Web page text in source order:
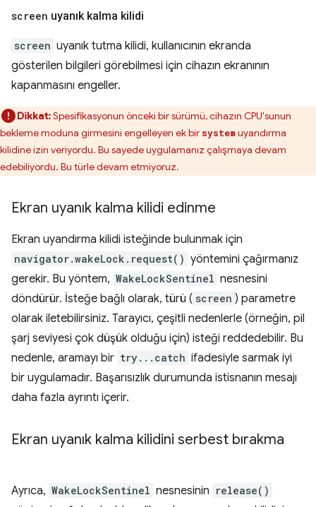
screen uyanık kalma kilidi
screen uyanık tutma kilidi, kullanıcının ekranda
gösterilen bilgileri görebilmesi için cihazın ekranının
kapanmasını engeller.
Dikkat:Spesifikasyonun önceki bir sürümü, cihazın CPU'sunun
bekleme moduna girmesini engelleyen ek bir systemuyandırma
kilidine izin veriyordu. Bu sayede uygulamanız çalışmaya devam
edebiliyordu. Bu türle devam etmiyoruz.
Ekran uyanık kalma kilidi edinme
Ekran uyandırma kilidi isteğinde bulunmak için
navigator.wakeLock.request() yöntemini çağırmanız
gerekir. Bu yöntem, WakeLockSentinel nesnesini
döndürür. İsteğe bağlı olarak, türü ( screen ) parametre
olarak iletebilirsiniz. Tarayıcı, çeşitli nedenlerle (örneğin, pil
şarj seviyesi çok düşük olduğu için) isteği reddedebilir. Bu
nedenle, aramayı bir try...catch ifadesiyle sarmak iyi
bir uygulamadır. Başarısızlık durumunda istisnanın mesajı
daha fazla ayrıntı içerir.
Ekran uyanık kalma kilidini serbest bırakma
Ayrıca, WakeLockSentinel nesnesinin release()